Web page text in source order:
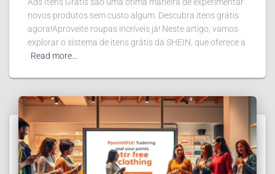
novos produtos sem custo algum. Descubra itens grátis
agora!Aproveite roupas incríveis já! Neste artigo, vamos
explorar o sistema de itens grátis da SHEIN, que oferece a
Read more…